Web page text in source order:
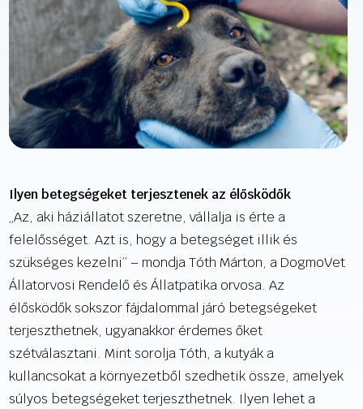
Ilyen betegségeket terjesztenek az élősködők
„Az, aki háziállatot szeretne, vállalja is érte a
felelősséget. Azt is, hogy a betegséget illik és
szükséges kezelni” – mondja Tóth Márton, a DogmoVet
Állatorvosi Rendelő és Állatpatika orvosa. Az
élősködők sokszor fájdalommal járó betegségeket
terjeszthetnek, ugyanakkor érdemes őket
szétválasztani. Mint sorolja Tóth, a kutyák a
kullancsokat a környezetből szedhetik össze, amelyek
súlyos betegségeket terjeszthetnek. Ilyen lehet a